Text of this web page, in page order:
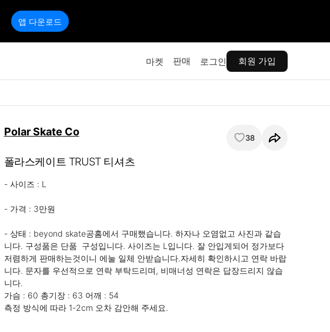
앱 다운로드
마켓 판매 로그인 회원 가입
Polar Skate Co 38
폴라스케이트 TRUST 티셔츠
- 사이즈 : L
- 가격 : 3만원
- 상태 : beyond skate공홈에서 구매했습니다. 하자나 오염없고 사진과 같습
니다. 구성품은 단품  구성입니다. 사이즈는 L입니다. 잘 안입게되어 정가보다
저렴하게 판매하는것이니 에눌 일체 안받습니다.자세히 확인하시고 연락 바랍
니다. 문자를 우선적으로 연락 부탁드리며, 비매너성 연락은 답장드리지 않습
니다.
가슴 : 60 총기장 : 63 어깨 : 54
측정 방식에 따라 1-2cm 오차 감안해 주세요.